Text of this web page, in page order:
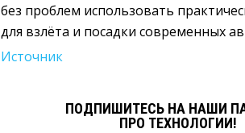
без проблем использовать
для взлёта и посадки современных
Источник
ПОДПИШИТЕСЬ НА НАШИ
ПРО ТЕХНОЛОГИИ!